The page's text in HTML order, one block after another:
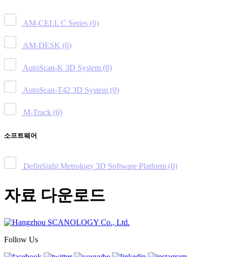
AM-CELL C Series (0)
AM-DESK (0)
AutoScan-K 3D System (0)
AutoScan-T42 3D System (0)
M-Track (0)
소프트웨어
DefinSight Metrology 3D Software Platform (0)
자료 다운로드
Follow Us